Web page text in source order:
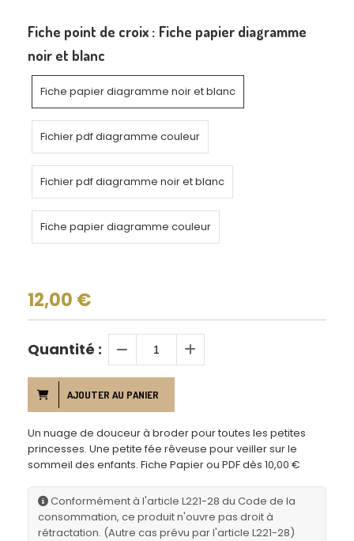
Fiche point de croix : Fiche papier diagramme
noir et blanc
Fiche papier diagramme noir et blanc
Fichier pdf diagramme couleur
Fichier pdf diagramme noir et blanc
Fiche papier diagramme couleur
12,00 €
Quantité :
AJOUTER AU PANIER
Un nuage de douceur à broder pour toutes les petites
princesses. Une petite fée rêveuse pour veiller sur le
sommeil des enfants. Fiche Papier ou PDF dès 10,00 €
Conformément à l'article L221-28 du Code de la
consommation, ce produit n'ouvre pas droit à
rétractation. (Autre cas prévu par l'article L221-28)